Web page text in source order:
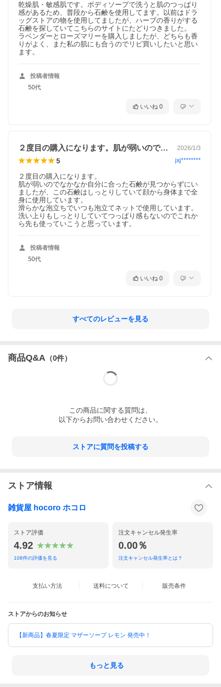
ラベンダー精油のクリアな野の花の香り。
ゼラニウム精油の甘く軽やかな花の香り。
乾燥肌・敏感肌です。ボディソープで洗うと肌のつっぱり
感があるため、普段から石鹸を使用してます。以前はドラ
ッグストアの物を使用してましたが、ハーブの香りがする
石鹸を探していてこちらのサイトにたどりつきました。
ラベンダーとローズマリーを購入しましたが、どちらも香
りがよく、また私の肌にも合うのでリピ買いしたいと思い
ます。
投稿者情報
50代
いいね 0
２度目の購入になります。肌が弱いのでな… 2026/1/3
5 jxj********
２度目の購入になります。
肌が弱いのでなかなか自分に合った石鹸が見つからずにい
ましたが、この石鹸はしっとりしていて顔から身体まで全
身に使用しています。
滑らかな泡立ちでいつも泡立てネットで使用しています。
洗い上りもしっとりしていてつっぱり感もないのでこれか
ら先も使っていこうと思っています。
投稿者情報
50代
いいね 0
すべてのレビューを見る
商品Q&A （0件）
この商品に関する質問は、
以下からお問い合わせください。
ストアに質問を投稿する
ストア情報
雑貨屋 hocoro ホコロ
ストア評価
4.92
108件の評価を見る
注文キャンセル発生率
0.00％
注文キャンセル発生率とは？
支払い方法 送料について 販売条件
ストアからのお知らせ
【新商品】春夏限定 マザーソープ レモン 発売中！
もっと見る